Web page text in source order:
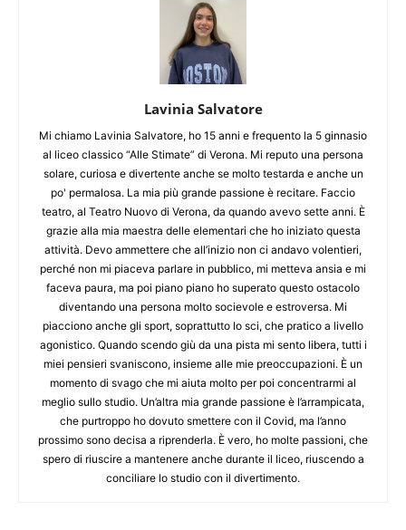
Lavinia Salvatore
Mi chiamo Lavinia Salvatore, ho 15 anni e frequento la 5 ginnasio
al liceo classico “Alle Stimate” di Verona. Mi reputo una persona
solare, curiosa e divertente anche se molto testarda e anche un
po' permalosa. La mia più grande passione è recitare. Faccio
teatro, al Teatro Nuovo di Verona, da quando avevo sette anni. È
grazie alla mia maestra delle elementari che ho iniziato questa
attività. Devo ammettere che all’inizio non ci andavo volentieri,
perché non mi piaceva parlare in pubblico, mi metteva ansia e mi
faceva paura, ma poi piano piano ho superato questo ostacolo
diventando una persona molto socievole e estroversa. Mi
piacciono anche gli sport, soprattutto lo sci, che pratico a livello
agonistico. Quando scendo giù da una pista mi sento libera, tutti i
miei pensieri svaniscono, insieme alle mie preoccupazioni. È un
momento di svago che mi aiuta molto per poi concentrarmi al
meglio sullo studio. Un’altra mia grande passione è l’arrampicata,
che purtroppo ho dovuto smettere con il Covid, ma l’anno
prossimo sono decisa a riprenderla. È vero, ho molte passioni, che
spero di riuscire a mantenere anche durante il liceo, riuscendo a
conciliare lo studio con il divertimento.